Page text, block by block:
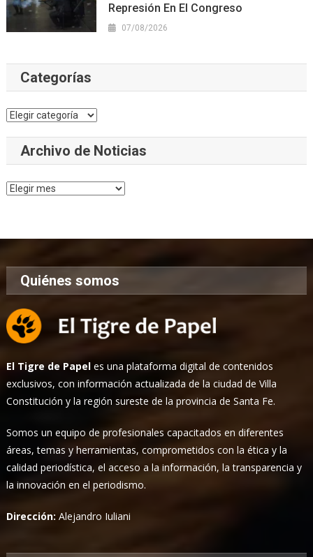
Represión En El Congreso
07/08/2026
Categorías
Categorías
Archivo de Noticias
Archivo
Quiénes somos
El Tigre de Papel es una plataforma digital de contenidos
exclusivos, con información actualizada de la ciudad de Villa
Constitución y la región sureste de la provincia de Santa Fe.
Somos un equipo de profesionales capacitados en diferentes
áreas, temas y herramientas, comprometidos con la ética y la
calidad periodística, el acceso a la información, la transparencia y
la innovación en el periodismo.
Dirección:Alejandro Iuliani